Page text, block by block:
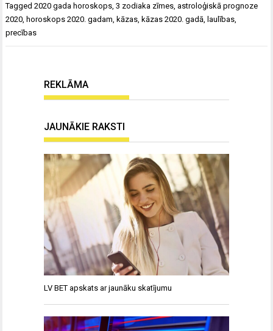
Tagged2020 gada horoskops ,3 zodiaka zīmes ,astroloģiskā prognoze
2020 ,horoskops 2020. gadam ,kāzas ,kāzas 2020. gadā ,laulības
precības
REKLĀMA
JAUNĀKIE RAKSTI
LV BET apskats ar jaunāku skatījumu